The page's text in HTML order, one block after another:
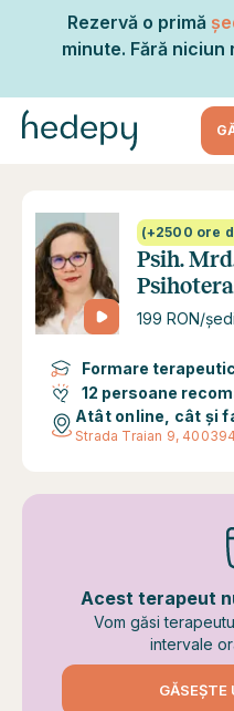
Rezervă o primă
minute. Fără
(+2500 ore
Psih.
199 RON/
Formare
12 persoane
Atât online, cât și
Strada Traian 9,
Acest terapeut
Vom găsi
intervale
GĂSEȘTE